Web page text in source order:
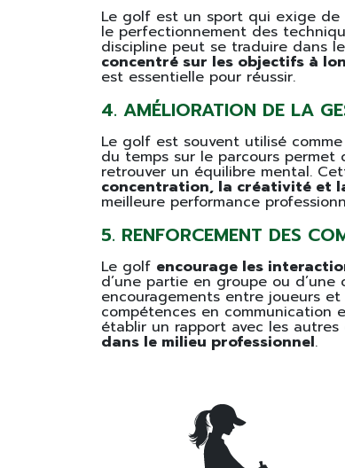
Le golf est un sport qui exige
le perfectionnement des
discipline peut se traduire dans
concentré sur les objectifs à
est essentielle pour réussir.
4. AMÉLIORATION DE LA
Le golf est souvent utilisé
du temps sur le parcours
retrouver un équilibre mental.
concentration, la créativité et
meilleure performance
5. RENFORCEMENT DES
Le golf encourage les
d’une partie en groupe ou
encouragements entre joueurs
compétences en
établir un rapport avec les
dans le milieu professionnel.